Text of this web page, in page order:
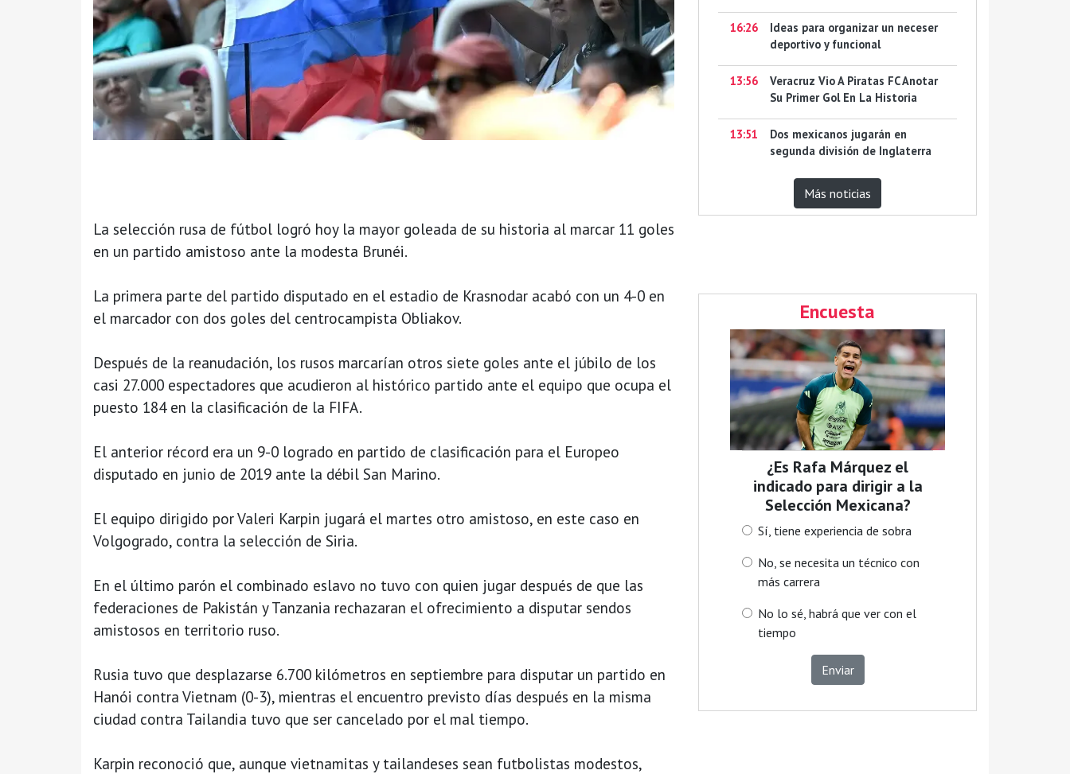
La selección rusa de fútbol logró hoy la mayor goleada de su historia al marcar 11 goles
en un partido amistoso ante la modesta Brunéi.
La primera parte del partido disputado en el estadio de Krasnodar acabó con un 4-0 en
el marcador con dos goles del centrocampista Obliakov.
Después de la reanudación, los rusos marcarían otros siete goles ante el júbilo de los
casi 27.000 espectadores que acudieron al histórico partido ante el equipo que ocupa el
puesto 184 en la clasificación de la FIFA.
El anterior récord era un 9-0 logrado en partido de clasificación para el Europeo
disputado en junio de 2019 ante la débil San Marino.
El equipo dirigido por Valeri Karpin jugará el martes otro amistoso, en este caso en
Volgogrado, contra la selección de Siria.
En el último parón el combinado eslavo no tuvo con quien jugar después de que las
federaciones de Pakistán y Tanzania rechazaran el ofrecimiento a disputar sendos
amistosos en territorio ruso.
Rusia tuvo que desplazarse 6.700 kilómetros en septiembre para disputar un partido en
Hanói contra Vietnam (0-3), mientras el encuentro previsto días después en la misma
ciudad contra Tailandia tuvo que ser cancelado por el mal tiempo.
Karpin reconoció que, aunque vietnamitas y tailandeses sean futbolistas modestos,
16:26
Ideas para organizar un neceser
deportivo y funcional
13:56
Veracruz Vio A Piratas FC Anotar
Su Primer Gol En La Historia
13:51
Dos mexicanos jugarán en
segunda división de Inglaterra
Más noticias
Encuesta
¿Es Rafa Márquez el
indicado para dirigir a la
Selección Mexicana?
Sí, tiene experiencia de sobra
No, se necesita un técnico con
más carrera
No lo sé, habrá que ver con el
tiempo
Enviar